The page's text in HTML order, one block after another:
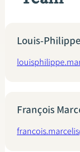
Louis-
François